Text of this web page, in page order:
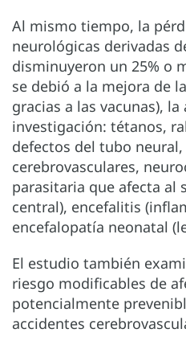
Al mismo tiempo, la
neurológicas derivadas
disminuyeron un 25% o
se debió a la mejora de
gracias a las vacunas),
investigación: tétanos,
defectos del tubo
cerebrovasculares,
parasitaria que afecta al
central), encefalitis
encefalopatía neonatal
El estudio también
riesgo modificables de
potencialmente
accidentes